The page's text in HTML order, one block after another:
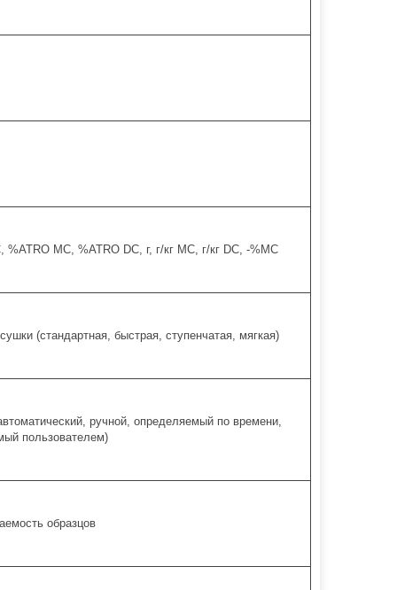
%ATRO MC, %ATRO DC, г, г/кг MC, г/кг DC, -%MC
(стандартная, быстрая, ступенчатая, мягкая)
ручной, определяемый по времени,
пользователем)
образцов